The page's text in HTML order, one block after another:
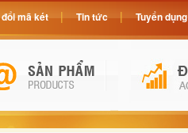
mã két Tin tức Tuyển dụng